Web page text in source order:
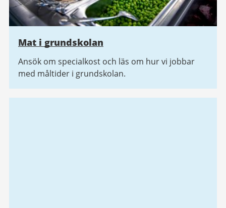
Mat i grundskolan
Ansök om specialkost och läs om hur vi jobbar
med måltider i grundskolan.